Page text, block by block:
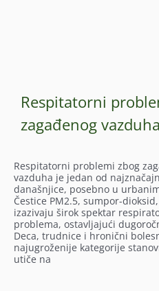
Respitatorni
zagađenog vazduha
Respitatorni problemi zbog
vazduha je jedan od
današnjice, posebno u
Čestice PM2.5, sumpor-
izazivaju širok spektar
problema, ostavljajući
Deca, trudnice i hronični
najugroženije kategorije
utiče na